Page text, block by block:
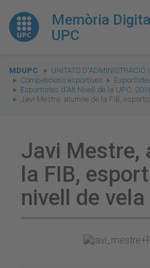
Memòria Digital
UPC
You
are
here:
MDUPC UNITATS D'ADMINISTRACIÓ
Competicions esportives
Esportistes d'Alt Nivell de la UPC.
Javi Mestre, alumne de la FIB,
Javi Mestre,
la FIB,
nivell de vela